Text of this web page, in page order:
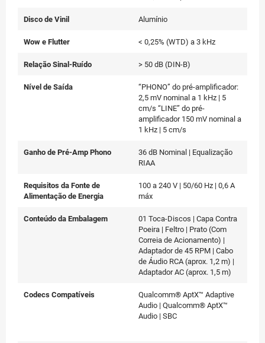
Disco de Vinil Alumínio
Wow e Flutter < 0,25% (WTD) a 3 kHz
Relação Sinal-Ruído > 50 dB (DIN-B)
Nível de Saída
“PHONO” do pré-amplificador:
2,5 mV nominal a 1 kHz | 5
cm/s “LINE” do pré-
amplificador 150 mV nominal a
1 kHz | 5 cm/s
Ganho de Pré-Amp Phono
36 dB Nominal | Equalização
RIAA
Requisitos da Fonte de
Alimentação de Energia
100 a 240 V | 50/60 Hz | 0,6 A
máx
Conteúdo da Embalagem
01 Toca-Discos | Capa Contra
Poeira | Feltro | Prato (Com
Correia de Acionamento) |
Adaptador de 45 RPM | Cabo
de Áudio RCA (aprox. 1,2 m) |
Adaptador AC (aprox. 1,5 m)
Codecs Compatíveis
Qualcomm® AptX™ Adaptive
Audio | Qualcomm® AptX™
Audio | SBC